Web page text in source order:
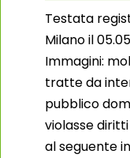
Testata
Milano il
Immagini:
tratte da
pubblico
violasse
al seguente